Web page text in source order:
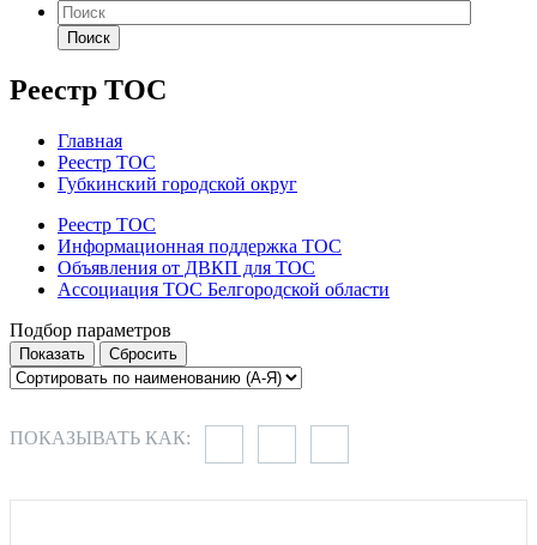
Поиск
Реестр ТОС
Главная
Реестр ТОС
Губкинский городской округ
Реестр ТОС
Информационная поддержка ТОС
Объявления от ДВКП для ТОС
Ассоциация ТОС Белгородской области
Подбор параметров
ПОКАЗЫВАТЬ КАК: